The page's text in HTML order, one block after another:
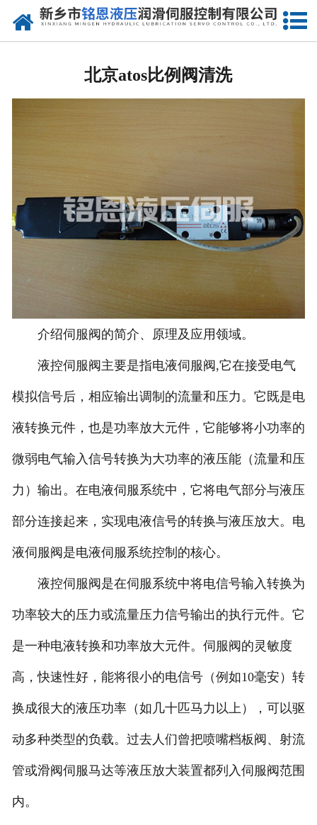
网站首页
- 北京ARGO-HYTOS比例阀
- 北京atos比例阀
北京进口伺服阀维修
- 北京力士乐伺服阀
北京EMG伺服阀
- 北京威格士伺服阀
- 北京schneider伺服阀
- 北京MTS伺服阀
北京比例阀维修
北京穆格伺服维修
北京柱塞泵维修
北京国产品牌伺服阀维修
北京atos比例阀清洗
介绍伺服阀的简介、原理及应用领域。
液控伺服阀主要是指电液伺服阀,它在接受电气
模拟信号后，相应输出调制的流量和压力。它既是电
液转换元件，也是功率放大元件，它能够将小功率的
微弱电气输入信号转换为大功率的液压能（流量和压
力）输出。在电液伺服系统中，它将电气部分与液压
部分连接起来，实现电液信号的转换与液压放大。电
液伺服阀是电液伺服系统控制的核心。
液控伺服阀是在伺服系统中将电信号输入转换为
功率较大的压力或流量压力信号输出的执行元件。它
是一种电液转换和功率放大元件。伺服阀的灵敏度
高，快速性好，能将很小的电信号（例如10毫安）转
换成很大的液压功率（如几十匹马力以上），可以驱
动多种类型的负载。过去人们曾把喷嘴档板阀、射流
管或滑阀伺服马达等液压放大装置都列入伺服阀范围
内。